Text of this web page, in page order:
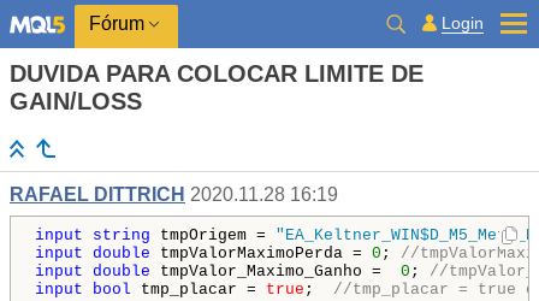
Fórum Login
DUVIDA PARA COLOCAR LIMITE DE
GAIN/LOSS
RAFAEL DITTRICH 2020.11.28 16:19
input string tmpOrigem =
input double tmpValorMaximoPerda = 0 ; //
input double tmpValor_Maximo_Ganho = 0 ; //
input
bool tmp_placar = true ; //tmp_placar = true